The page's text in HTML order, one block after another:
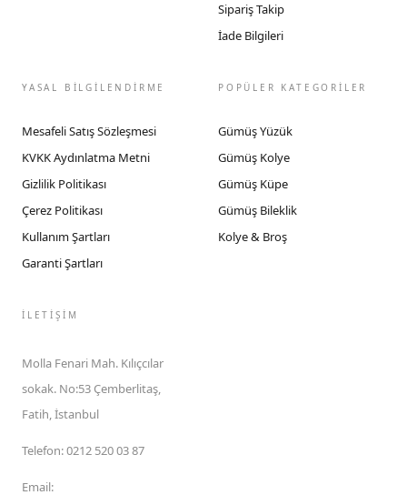
Sipariş Takip
İade Bilgileri
YASAL BİLGİLENDİRME
Mesafeli Satış Sözleşmesi
KVKK Aydınlatma Metni
Gizlilik Politikası
Çerez Politikası
Kullanım Şartları
Garanti Şartları
POPÜLER KATEGORİLER
Gümüş Yüzük
Gümüş Kolye
Gümüş Küpe
Gümüş Bileklik
Kolye & Broş
İLETIŞIM
Molla Fenari Mah. Kılıçcılar
sokak. No:53 Çemberlitaş,
Fatih, İstanbul
Telefon:0212 520 03 87
Email: